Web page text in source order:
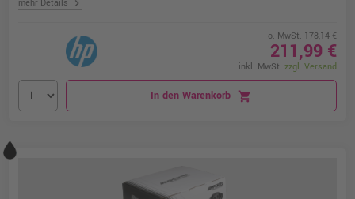
mehr Details chevron_right
o. MwSt. 178,14 €
211,99 €
inkl. MwSt. zzgl. Versand
In den Warenkorb shopping_cart